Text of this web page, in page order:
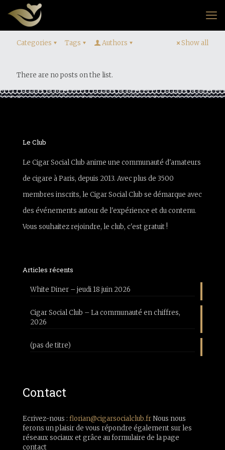
Categories Tags Authors Show all
There are no posts on the list.
Le Club
Le Cigar Social Club anime une communauté d'amateurs
de cigare à Paris, depuis 2013. Avec plus de 3500
membres inscrits, le Cigar Social Club se démarque avec
des événements autour de l'expérience et du contenu.
Vous souhaitez rejoindre, le club, c'est gratuit !
Articles récents
White Diner – jeudi 18 juin 2026
Cigar Social Club – La communauté en chiffres,
2026
(pas de titre)
Contact
Ecrivez-nous : florian@cigarsocialclub.frNous nous
ferons un plaisir de vous répondre également sur les
réseaux sociaux et grâce au formulaire de la page
contact